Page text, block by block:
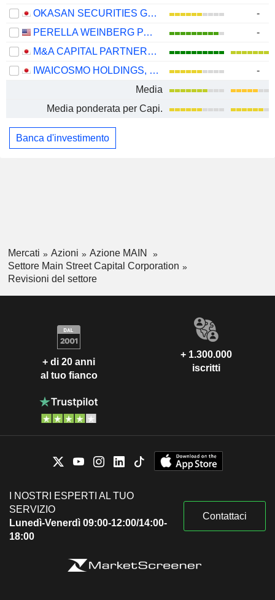
OKASAN SECURITIES GROUP INC.
-
PERELLA WEINBERG PARTNERS
-
M&A CAPITAL PARTNERS CO.,LTD.
IWAICOSMO HOLDINGS, INC.
-
Media
Media ponderata per Capi.
Banca d'investimento
Mercati Azioni
Azione MAIN
Settore Main Street Capital Corporation
Revisioni del settore
+ di 20 anni
al tuo fianco
+ 1.300.000
iscritti
I NOSTRI ESPERTI AL TUO
SERVIZIO
Lunedì-Venerdì 09:00-12:00/14:00-
18:00
Contattaci